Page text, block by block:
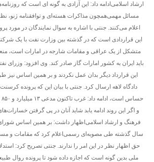
ارشاد اسلامی‌ادامه داد: این آزادی به گونه ای است که
مسائل مهمی‌همچون مذاکرات هسته‌ای و توافقنامه ژنو،
اعلام می‌کنند. جنتی با اشاره به سوال نمایندگان در مورد
این قراردادی است که در گذشته بین وزارت نفت با یک
متشکل از یک عراقی و مقامات شارجه در امارات است،
باید ایران به کشور امارات گاز صادر کند. وی افزود: وزرای
این قرارداد دیگر بدان عمل نکردند و بر همین اساس نیز
دادگاه لاهه ارسال کرد. جنتی با بیان این که پرونده کرسنت
و اگر این روند ادامه یابد شاید آنان در پی گرفتن
سال گذشته طی مصوبه‌ای رسمی‌اعلام کرد که مقامات و
حق اظهار نظر در این امر را ندارند. جنتی تصریح کرد:
ملی بدین گونه است که اجازه داده شود تا پرونده روال